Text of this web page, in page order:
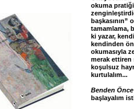
okuma
başkasının”
tamamlama,
ki yazar,
kendinden
okumasıyla
merak ettiren
koşulsuz
kurtulalım...
Benden Önce
başlayalım